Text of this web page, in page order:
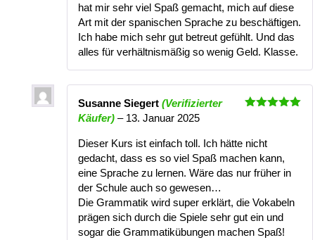
hat mir sehr viel Spaß gemacht, mich auf diese
Art mit der spanischen Sprache zu beschäftigen.
Ich habe mich sehr gut betreut gefühlt. Und das
alles für verhältnismäßig so wenig Geld. Klasse.
Susanne Siegert (Verifizierter
Käufer) – 13. Januar 2025
Dieser Kurs ist einfach toll. Ich hätte nicht
gedacht, dass es so viel Spaß machen kann,
eine Sprache zu lernen. Wäre das nur früher in
der Schule auch so gewesen…
Die Grammatik wird super erklärt, die Vokabeln
prägen sich durch die Spiele sehr gut ein und
sogar die Grammatikübungen machen Spaß!